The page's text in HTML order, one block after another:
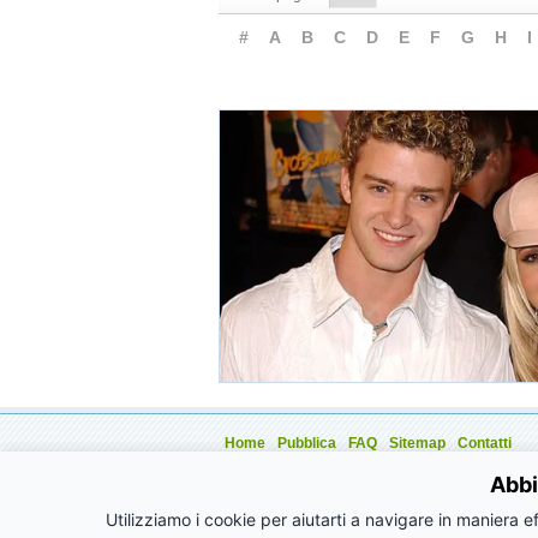
# A B C D E F G H I
Home Pubblica FAQ Sitemap Contatti
Utilizziamo i cookie per aiutarti a navigare in maniera